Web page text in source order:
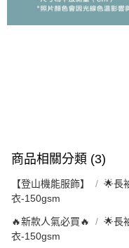
商品相關分類 (3)
【登山機能服飾】
🌟長
衣-150gsm
🔥新款人氣必買🔥
🌟長
衣-150gsm